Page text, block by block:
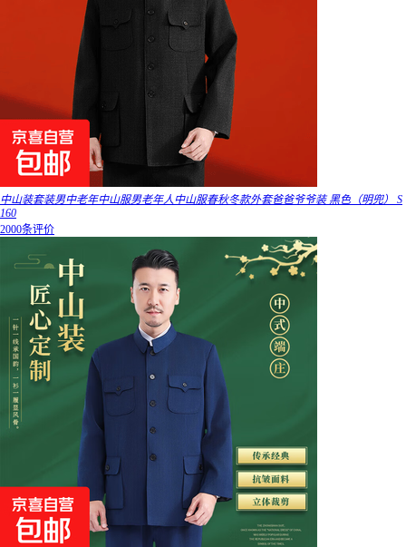
中山装套装男中老年中山服男老年人中山服春秋冬款外套爸爸爷爷装 黑色（明兜） S
160
2000条评价